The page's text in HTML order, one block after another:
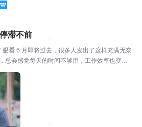
滞不前
眼看 6 月即将过去，很多人发出了这样充满无奈
总会感觉每天的时间不够用，工作效率也变得
作事项，总会在小事情上浪费许多时间。”“工
比如说：可自由...